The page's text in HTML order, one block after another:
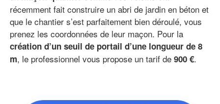
récemment fait construire un abri de jardin en béton et
que le chantier s’est parfaitement bien déroulé, vous
prenez les coordonnées de leur maçon. Pour la
création d’un seuil de portail d’une longueur de 8
m, le professionnel vous propose un tarif de 900 €.